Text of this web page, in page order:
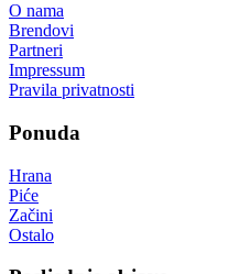
O nama
Brendovi
Partneri
Impressum
Pravila privatnosti
Ponuda
Hrana
Piće
Začini
Ostalo